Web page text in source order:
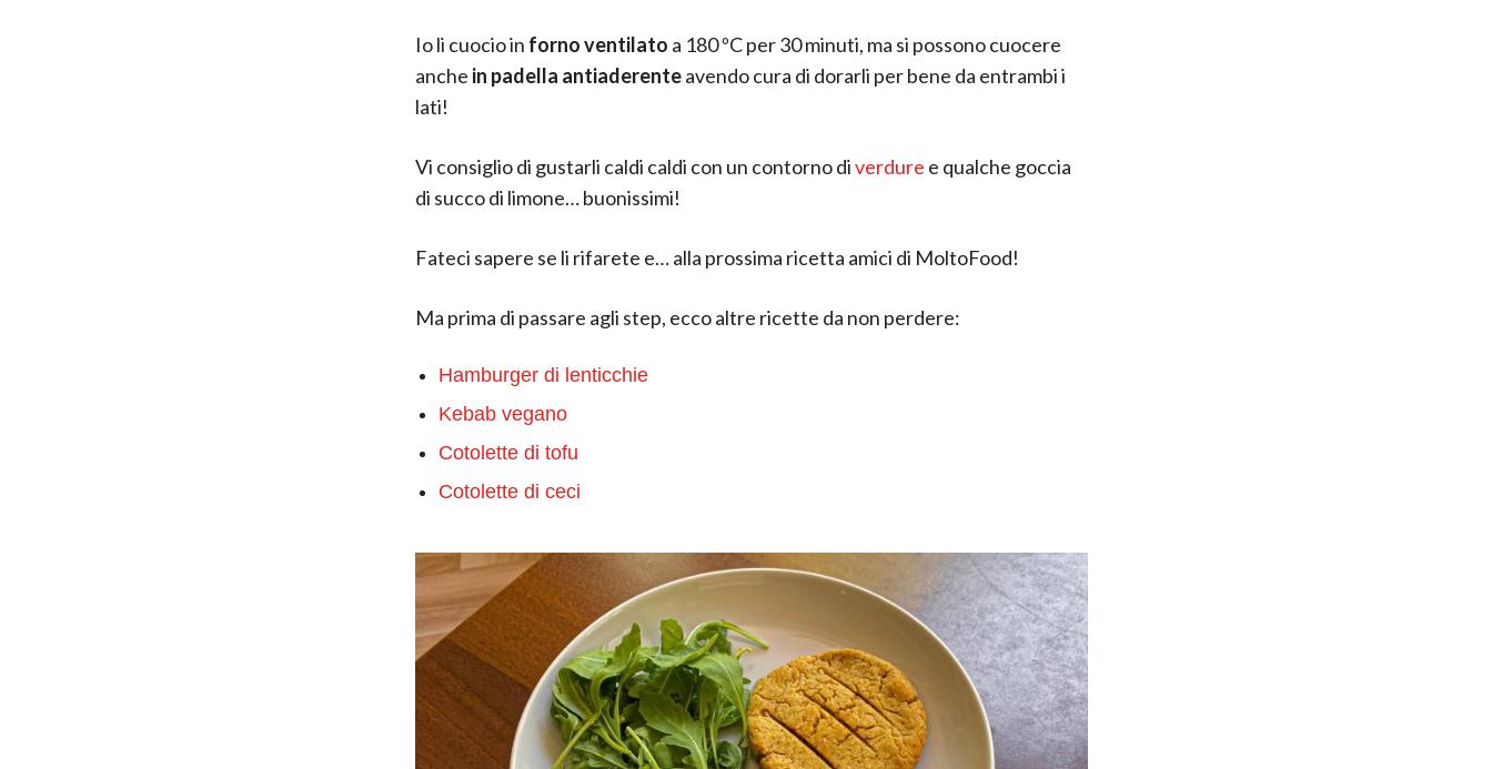
Io li cuocio in forno ventilato a 180 ºC per 30 minuti, ma si possono cuocere
anche in padella antiaderenteavendo cura di dorarli per bene da entrambi i
lati!
Vi consiglio di gustarli caldi caldi con un contorno diverdure e qualche goccia
di succo di limone… buonissimi!
Fateci sapere se li rifarete e… alla prossima ricetta amici di MoltoFood!
Ma prima di passare agli step, ecco altre ricette da non perdere:
Hamburger di lenticchie
Kebab vegano
Cotolette di tofu
Cotolette di ceci